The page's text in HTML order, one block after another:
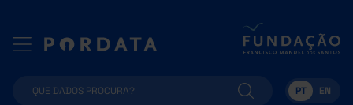
PT EN